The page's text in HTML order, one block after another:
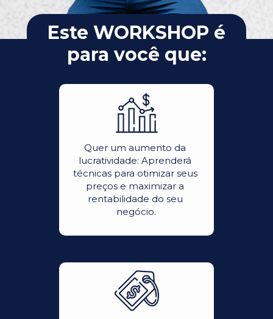
Este WORKSHOP é
para você que:
Quer um aumento da
lucratividade: Aprenderá
técnicas para otimizar seus
preços e maximizar a
rentabilidade do seu
negócio.